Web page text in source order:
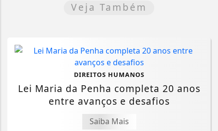
Veja Também
DIREITOS HUMANOS
Lei Maria da Penha completa 20 anos
entre avanços e desafios
Saiba Mais